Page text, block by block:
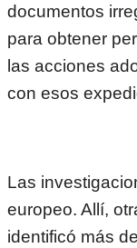
documentos
para obtener
las acciones
con esos
Las
europeo. Allí,
identificó más